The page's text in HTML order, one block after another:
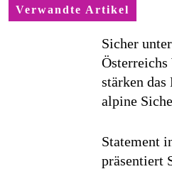
Verwandte Artikel
Sicher
stärken
alpine
Statement
präsentiert